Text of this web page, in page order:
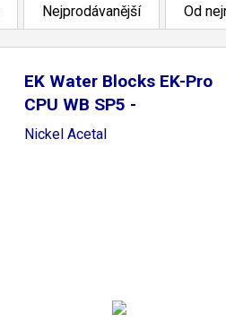
Nejprodávanější Od
EK Water Blocks EK-Pro
CPU WB SP5 -
Nickel Acetal